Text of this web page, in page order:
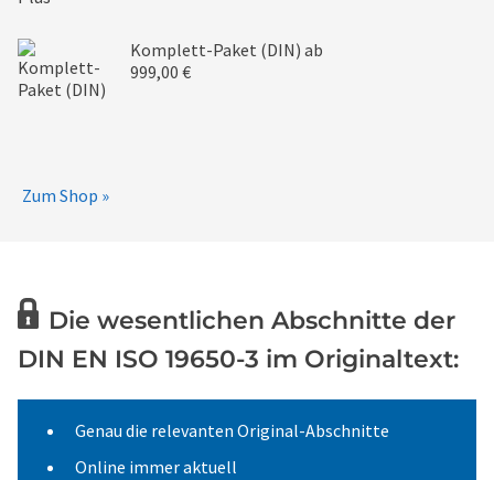
Komplett-Paket (DIN) ab
999,00 €
Zum Shop »
Die wesentlichen Abschnitte der
DIN EN ISO 19650-3 im Originaltext:
Genau die relevanten Original-Abschnitte
Online immer aktuell